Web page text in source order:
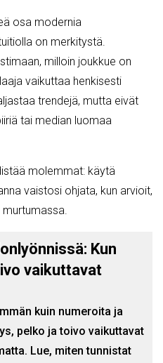
osa modernia
on merkitystä.
milloin joukkue on
vaikuttaa henkisesti
trendejä, mutta eivät
tai median luomaa
molemmat: käytä
vaistosi ohjata, kun arvioit,
Kun
vaikuttavat
kuin numeroita ja
pelko ja toivo vaikuttavat
Lue, miten tunnistat